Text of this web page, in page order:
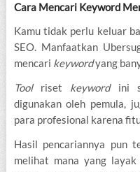
Cara Mencari Keyword
Kamu tidak perlu keluar
SEO. Manfaatkan
mencari keywordyang
Tool riset keyword ini
digunakan oleh pemula,
para profesional karena
Hasil pencariannya pun
melihat mana yang